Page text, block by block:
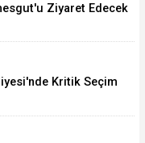
Ziyaret Edecek
Kritik Seçim